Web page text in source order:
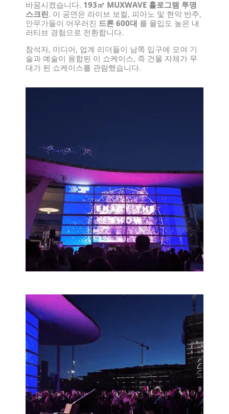
바꿈시켰습니다. 193㎡ MUXWAVE 홀로그램 투명
스크린. 이 공연은 라이브 보컬, 피아노 및 현악 반주,
안무가들이 어우러진 드론 600대 를 몰입도 높은 내
러티브 경험으로 전환합니다.
참석자, 미디어, 업계 리더들이 남쪽 입구에 모여 기
술과 예술이 융합된 이 쇼케이스, 즉 건물 자체가 무
대가 된 쇼케이스를 관람했습니다.